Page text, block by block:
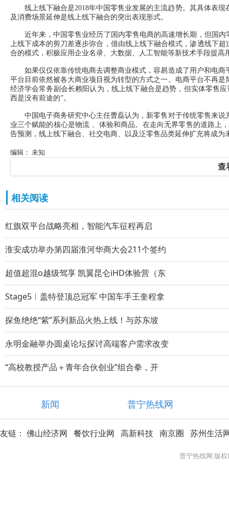
线上线下融合是2018年中国零售业发展的主流趋势。其具体表现
及消费场景延伸是线上线下融合的突出表现形式。
近年来，中国零售业经历了国内零售电商的高速增长期，但国内
上线下成本的剪刀差逐步弥合，借由线上线下融合模式，渗透线下
合的模式，积极应用企业名录、大数据、人工智能等新技术手段提
如果仅仅依靠传统电商去调整商业模式，容易造成了用户和电商
平台目前依然被各大商业项目视为转型的方式之一。电商平台不再
经济学会常务副会长赖阳认为，线上线下融合是趋势，但实体零售
西是没有前途的”。
中国电子商务研究中心主任曹磊认为，新零售对于传统零售来说
业三个赋能的核心是物流 、体验和商品。在走向无界零售的道路上
告预测，线上线下融合、社交电商、以及泛零售品类延伸扩充将成
编辑： 未知
查
相关阅读
红旗双平台战略亮相，智能汽车征程再启
淮安成功举办第四届淮河华商大会211个签约
超值超混o越级驾享 凯翼昆仑iHD体验营（东
Stage5︱盖特登顶总冠军 中国车手王奎程拿
探鱼绝绝“紫”系列新品火热上线！与苏东坡
永明金融举办圆桌论坛探讨高端客户需求改变
“高校教授产品＋青年合伙创业”组合拳，开
新闻 普宁热线网
友链： 佛山经济网 餐饮行业网 高新科技 南京圈 苏州生活
普宁热线网 版